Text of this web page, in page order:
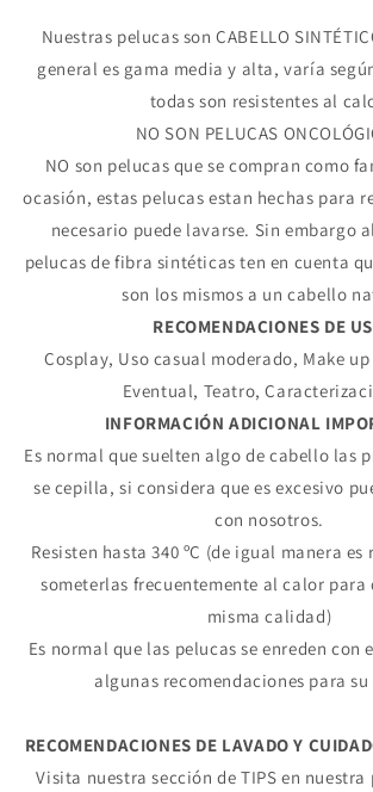
Nuestras pelucas son CABELLO
general es gama media y alta, varía
todas son resistentes al
NO SON PELUCAS
NO son pelucas que se compran como
ocasión, estas pelucas estan hechas para
necesario puede lavarse. Sin embargo
pelucas de fibra sintéticas ten en cuenta
son los mismos a un cabello
RECOMENDACIONES DE
Cosplay, Uso casual moderado, Make
Eventual, Teatro,
INFORMACIÓN ADICIONAL
Es normal que suelten algo de cabello las
se cepilla, si considera que es excesivo
con nosotros.
Resisten hasta 340 ºC (de igual manera
someterlas frecuentemente al calor para
misma calidad)
Es normal que las pelucas se enreden con
algunas recomendaciones para
RECOMENDACIONES DE LAVADO Y
Visita nuestra sección de TIPS en
Compra ahora y paga a
sin tarjeta de crédito
1 Agrega tu producto al carrito
pagar con Meses sin Tarjeta.
2 En tu cuenta de Mercado Pago,
la cantidad de mesesy
3 Paga mes a mes
con saldo
débito u otros medios.
Crédito sujeto a
¿Tienes dudas? Consulta